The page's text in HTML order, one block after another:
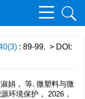
: 89-99. > DOI:
娟， 等. 微塑料与微
环境保护， 2026，